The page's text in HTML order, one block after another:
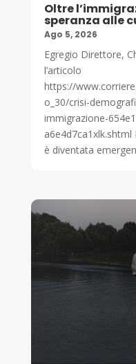
Oltre
speranza alle
Ago 5, 2026
Egregio Direttore,
l’articolo
https://
o_30/crisi-
immigrazione-
a6e4d7ca1xlk.shtml
è diventata